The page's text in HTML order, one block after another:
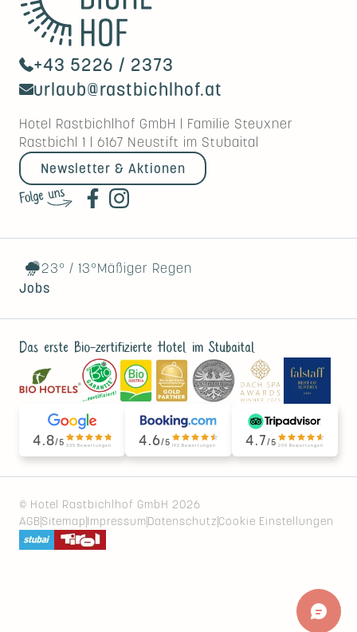
+43 5226 / 2373
urlaub@rastbichlhof.at
Hotel Rastbichlhof GmbH | Familie Steuxner
Rastbichl 1 |6167 Neustift im Stubaital
Newsletter & Aktionen
23° / 13°Mäßiger Regen
Jobs
Das erste Bio-zertifizierte Hotel im Stubaital
4.8/5 335 Bewertungen 4.6/5 192 Bewertungen 4.7/5 209 Bewertungen
© Hotel Rastbichlhof GmbH 2026
AGBSitemapImpressumDatenschutzCookie Einstellungen